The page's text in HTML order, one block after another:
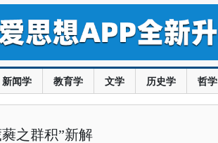
新闻学 教育学 文学 历史学 哲学
之群积”新解